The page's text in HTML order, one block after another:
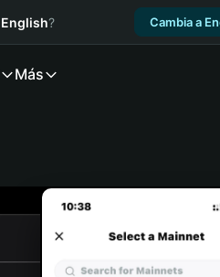
English? Cambia a
Más